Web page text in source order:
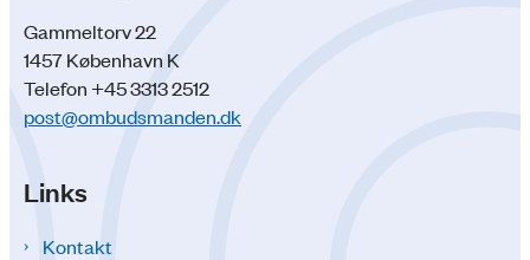
Gammeltorv 22
1457 København K
Telefon +45 3313 2512
post@ombudsmanden.dk
Links
Kontakt